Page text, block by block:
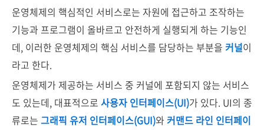
운영체제의 핵심적인 서비스로는 자원에 접근하고 조작하는
기능과 프로그램이 올바르고 안전하게 실행되게 하는 기능인
데, 이러한 운영체제의 핵심 서비스를 담당하는 부분을 커널이
라고 한다.
운영체제가 제공하는 서비스 중 커널에 포함되지 않는 서비스
도 있는데, 대표적으로 사용자 인터페이스(UI)가 있다. UI의 종
류로는 그래픽 유저 인터페이스(GUI)와 커맨드 라인 인터페이